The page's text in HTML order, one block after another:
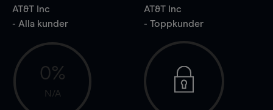
AT&T Inc
- Alla kunder
0%
N/A
AT&T Inc
- Toppkunder